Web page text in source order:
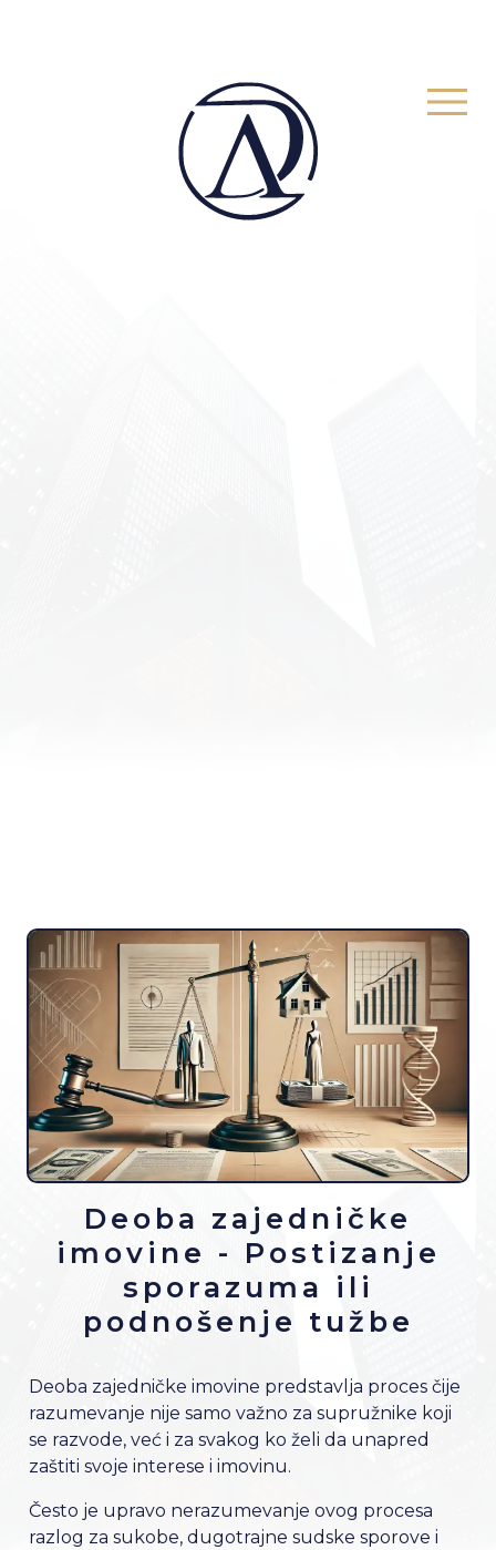
Deoba zajedničke
imovine - Postizanje
sporazuma ili
podnošenje tužbe
Deoba zajedničke imovine predstavlja proces čije
razumevanje nije samo važno za supružnike koji
se razvode, već i za svakog ko želi da unapred
zaštiti svoje interese i imovinu.
Često je upravo nerazumevanje ovog procesa
razlog za sukobe, dugotrajne sudske sporove i